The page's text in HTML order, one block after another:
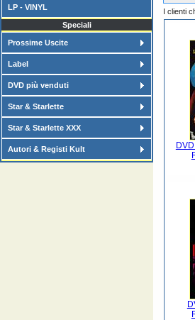
LP - VINYL
Speciali
Prossime Uscite
Label
DVD più venduti
Star & Starlette
Star & Starlette XXX
Autori & Registi Kult
I clienti